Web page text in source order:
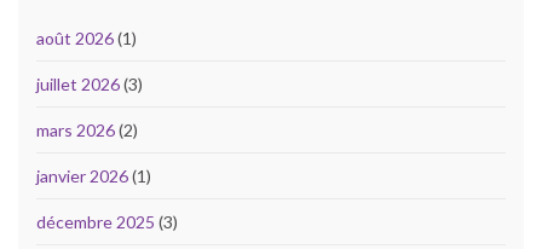
août 2026(1)
juillet 2026(3)
mars 2026(2)
janvier 2026(1)
décembre 2025 (3)